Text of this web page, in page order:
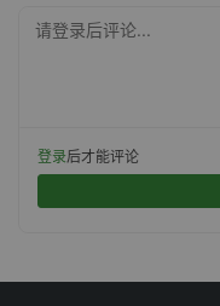
请登录后评论...
登录后才能评论